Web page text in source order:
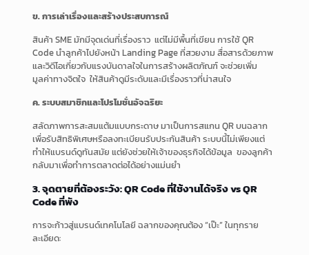
ข. การเล่าเรื่องและสร้างประสบการณ์
สินค้า SME มักมีจุดเด่นที่เรื่องราว แต่ไม่มีพื้นที่เขียน การใช้ QR
Code นำลูกค้าไปยังหน้า Landing Page ที่สวยงาม สื่อสารด้วยภาพ
และวิดีโอเกี่ยวกับแรงบันดาลใจในการสร้างผลิตภัณฑ์ จะช่วยเพิ่ม
มูลค่าทางจิตใจ ให้สินค้าดูมีระดับและมีเรื่องราวที่น่าสนใจ
ค. ระบบสมาชิกและโปรโมชั่นอัจฉริยะ
สลัดภาพการสะสมแต้มแบบกระดาษ มาเป็นการสแกน QR บนฉลาก
เพื่อรับสิทธิพิเศษหรือลงทะเบียนรับประกันสินค้า ระบบนี้ไม่เพียงแต่
ทำให้แบรนด์ดูทันสมัย แต่ยังช่วยให้เจ้าของธุรกิจได้ข้อมูล ของลูกค้า
กลับมาเพื่อทำการตลาดต่อได้อย่างแม่นยำ
3. จุดตายที่ต้องระวัง: QR Code ที่ใช้งานได้จริง vs QR
Code ที่พัง
การจะก้าวสู่แบรนด์เทคโนโลยี ฉลากของคุณต้อง “เป๊ะ” ในทุกราย
ละเอียด: